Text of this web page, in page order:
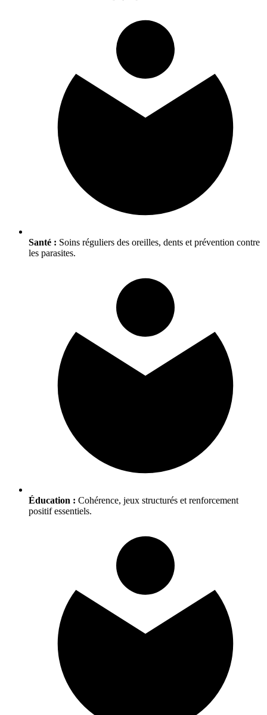
Santé : Soins réguliers des oreilles, dents et prévention contre
les parasites.
Éducation : Cohérence, jeux structurés et renforcement
positif essentiels.